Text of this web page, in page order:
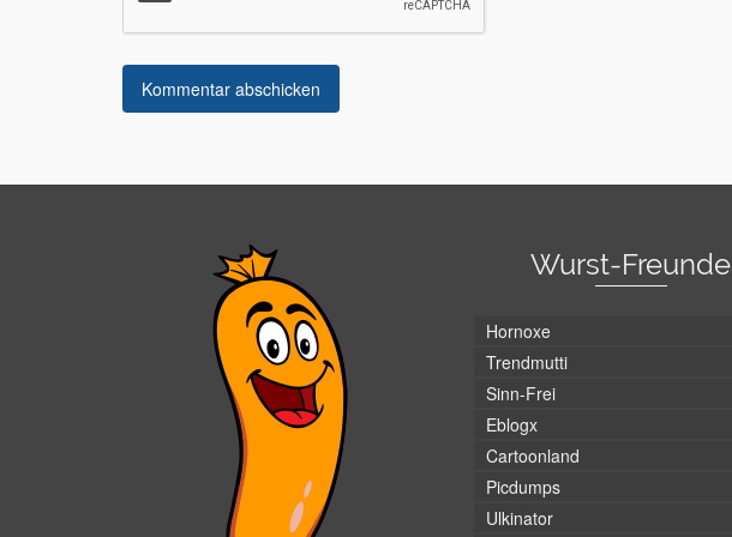
Wurst-Freunde
Hornoxe
Trendmutti
Sinn-Frei
Eblogx
Cartoonland
Picdumps
Ulkinator